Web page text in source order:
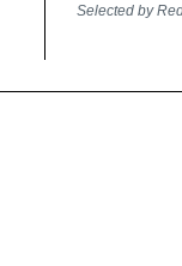
Selected by